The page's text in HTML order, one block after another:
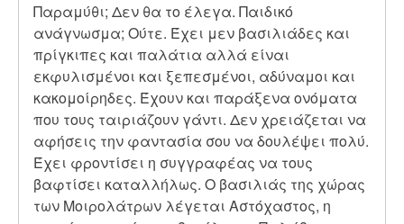
Παραμύθι; Δεν θα το έλεγα. Παιδικό
ανάγνωσμα; Ούτε. Έχει μεν βασιλιάδες και
πρίγκιπες και παλάτια αλλά είναι
εκφυλισμένοι και ξεπεσμένοι, αδύναμοι και
κακομοίρηδες. Έχουν και παράξενα ονόματα
που τους ταιριάζουν γάντι. Δεν χρειάζεται να
αφήσεις την φαντασία σου να δουλέψει πολύ.
Έχει φροντίσει η συγγραφέας να τους
βαφτίσει καταλλήλως. Ο βασιλιάς της χώρας
των Μοιρολάτρων λέγεται Αστόχαστος, η